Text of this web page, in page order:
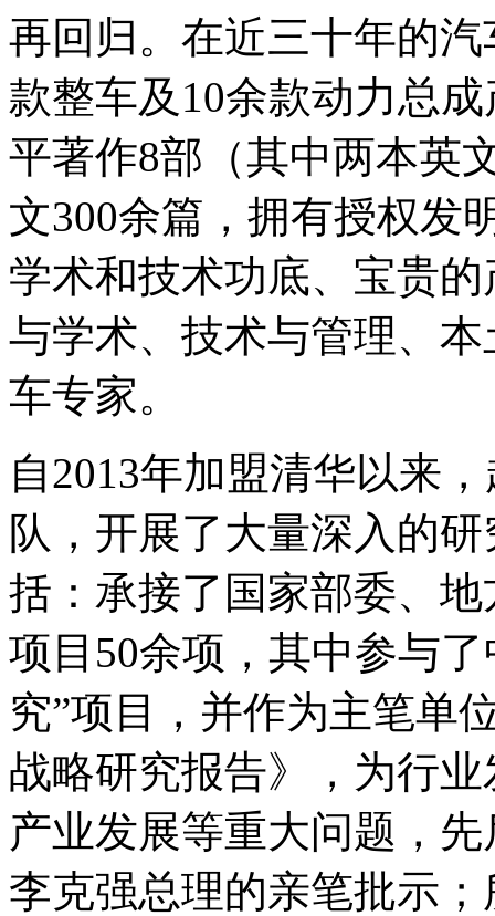
再回归。在近三十年的
款整车及10余款动力总
平著作8部（其中两本英
文300余篇，拥有授权发
学术和技术功底、宝贵
与学术、技术与管理、
车专家。
自2013年加盟清华以来
队，开展了大量深入的
括：承接了国家部委、
项目50余项，其中参与
究”项目，并作为主笔单
战略研究报告》，为行
产业发展等重大问题，
李克强总理的亲笔批示